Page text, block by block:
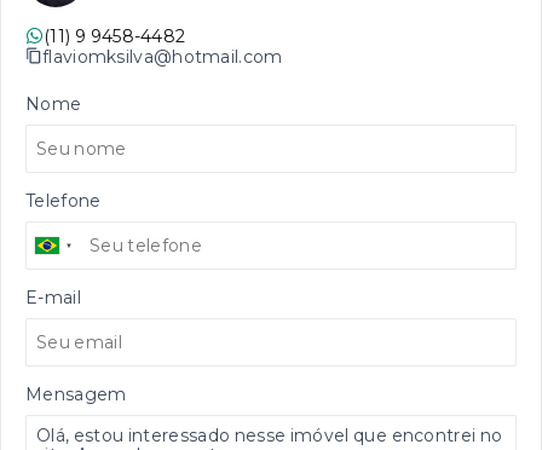
(11) 9 9458-4482
flaviomksilva@hotmail.com
Nome
Telefone
E-mail
Mensagem